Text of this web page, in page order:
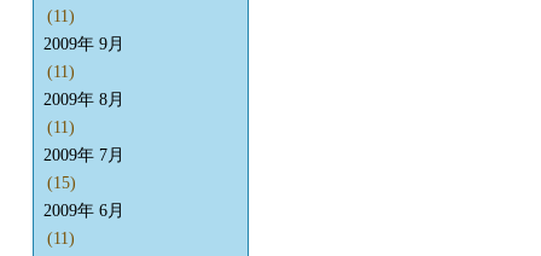
(11)
2009年 9月
(11)
2009年 8月
(11)
2009年 7月
(15)
2009年 6月
(11)